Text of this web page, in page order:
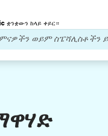
ቋንቋውን ከላይ ቀይር።